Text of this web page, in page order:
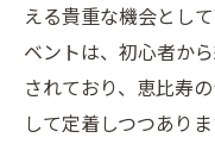
える貴重な機会とし
ベントは、初心者か
されており、恵比寿
して定着しつつありま